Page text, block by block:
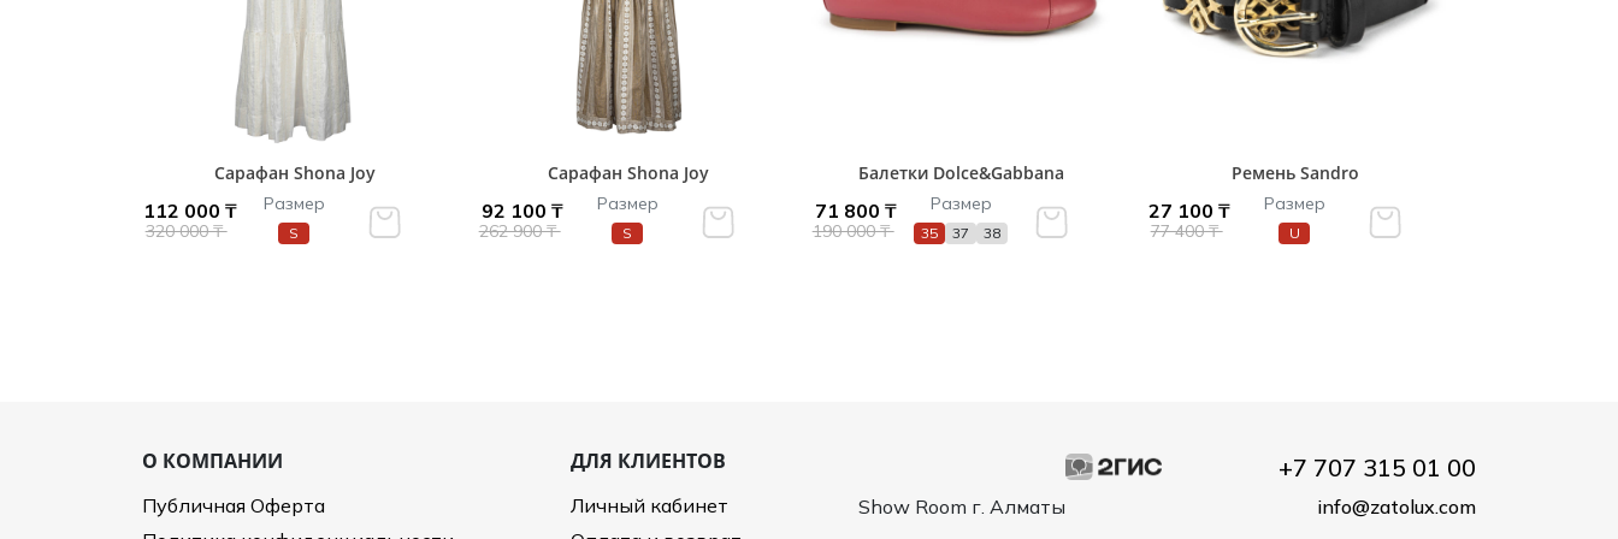
Сарафан Shona Joy
112 000 ₸
320 000 ₸
Размер
S
Сарафан Shona Joy
92 100 ₸
262 900 ₸
Размер
S
Балетки Dolce&Gabbana
71 800 ₸
190 000 ₸
Размер
35 37 38
Ремень Sandro
27 100 ₸
77 400 ₸
Размер
U
О КОМПАНИИ
Публичная Оферта
ДЛЯ КЛИЕНТОВ
Личный кабинет
Show Room г. Алматы
+7 707 315 01 00
info@zatolux.com